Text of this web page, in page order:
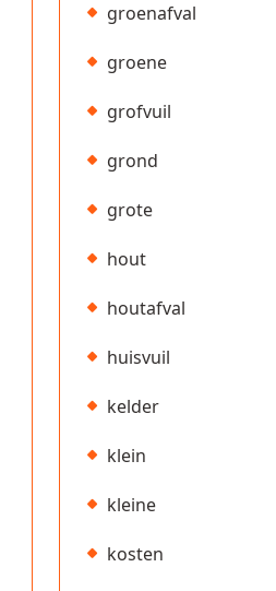
groenafval
groene
grofvuil
grond
grote
hout
houtafval
huisvuil
kelder
klein
kleine
kosten